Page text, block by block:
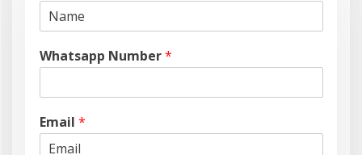
Whatsapp Number*
Email *